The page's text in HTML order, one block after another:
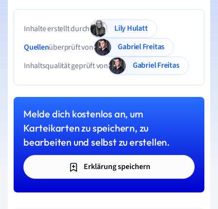
Inhalte erstellt durch
Lily Hulatt
Quellenüberprüft von
Gabriel Freitas
Inhaltsqualität geprüft von
Gabriel Freitas
Melde dich kostenlos an, um
Karteikarten zu speichern, zu
bearbeiten und selbst zu erstellen.
Erklärung speichern